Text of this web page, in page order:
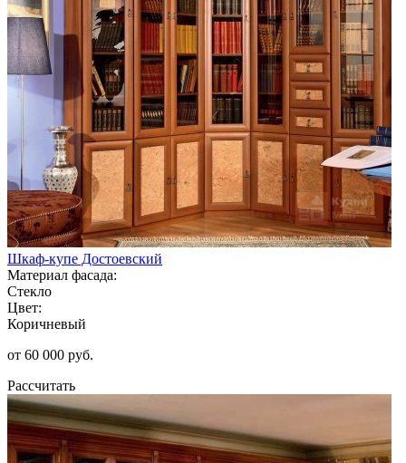
Шкаф-купе Достоевский
Материал фасада:
Стекло
Цвет:
Коричневый
от 60 000 руб.
Рассчитать